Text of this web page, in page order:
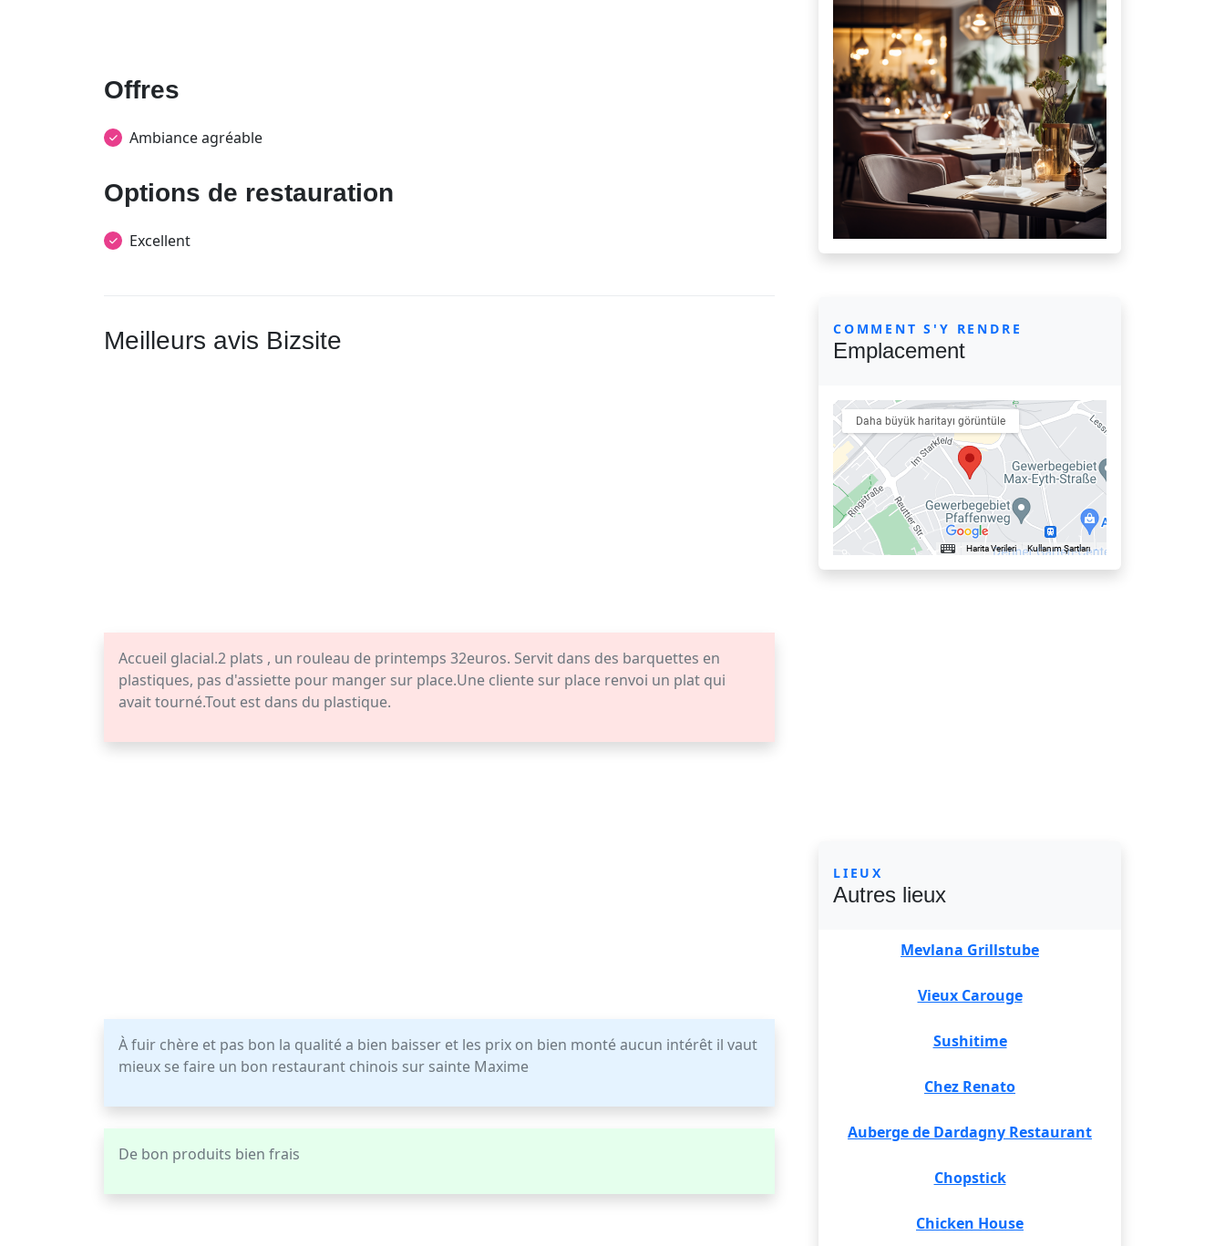
Offres
Ambiance agréable
Options de restauration
Excellent
Meilleurs avis Bizsite
Accueil glacial.2 plats , un rouleau de printemps 32euros. Servit dans des barquettes en
plastiques, pas d'assiette pour manger sur place.Une cliente sur place renvoi un plat qui
avait tourné.Tout est dans du plastique.
À fuir chère et pas bon la qualité a bien baisser et les prix on bien monté aucun intérêt il vaut
mieux se faire un bon restaurant chinois sur sainte Maxime
De bon produits bien frais
COMMENT S'Y RENDRE
Emplacement
LIEUX
Autres lieux
Mevlana Grillstube
Vieux Carouge
Sushitime
Chez Renato
Auberge de Dardagny Restaurant
Chopstick
Chicken House